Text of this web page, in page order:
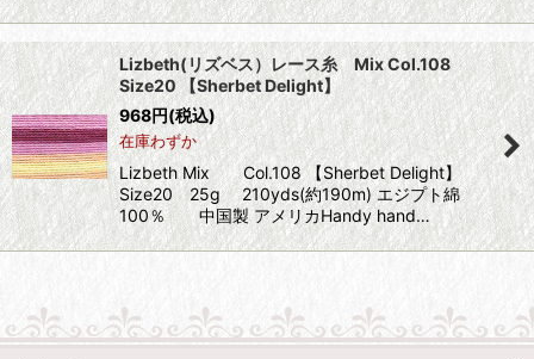
Lizbeth(リズベス）レース糸 Mix Col.108
Size20 【Sherbet Delight】
968円(税込)
在庫わずか
Lizbeth Mix Col.108 【Sherbet Delight】
Size20 25g 210yds(約190m) エジプト綿
100％ 中国製 アメリカHandy hand…